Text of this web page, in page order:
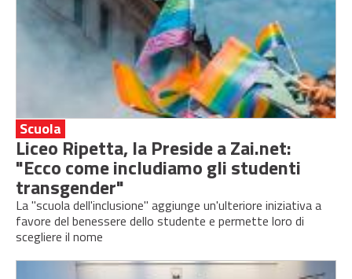
Scuola
Liceo Ripetta, la Preside a Zai.net:
"Ecco come includiamo gli studenti
transgender"
La "scuola dell'inclusione" aggiunge un'ulteriore iniziativa a
favore del benessere dello studente e permette loro di
scegliere il nome